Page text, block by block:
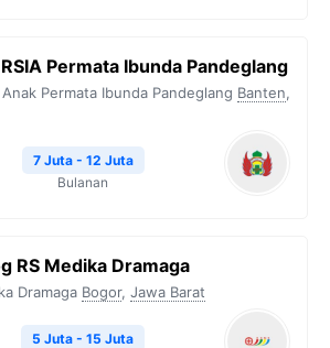
Permata Ibunda Pandeglang
Permata Ibunda Pandeglang Banten,
7 Juta - 12 Juta
Bulanan
RS Medika Dramaga
Dramaga Bogor, Jawa Barat
5 Juta - 15 Juta